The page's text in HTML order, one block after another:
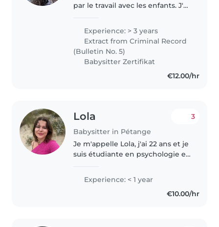
par le travail avec les enfants. J'ai
de bébés, de tout-petits,
d'enfants d'âge préscolaire et
d'enfants d'âge scolaire...
Experience: > 3 years
Extract from Criminal Record
(Bulletin No. 5)
Babysitter Zertifikat
€12.00/hr
Lola
Babysitter in Pétange
3
Je m'appelle Lola, j'ai 22 ans et je
suis étudiante en psychologie et
et leur bien-être m'est
Experience: < 1 year
€10.00/hr